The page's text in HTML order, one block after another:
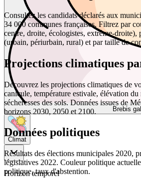
Brebis
Climat
Horizon temporel
Consultez les candidats déclarés aux
34 000 communes françaises. Filtrez par
centre, droite, écologistes, extrême-
(urbain, périurbain, rural) et par taille de
Projections climatiques
Découvrez les projections climatiques de
canicule, température estivale, élévation du
sécheresses des sols. Données issues de
horizons 2030, 2050 et 2100.
Données politiques
Résultats des élections municipales 2020,
législatives 2022. Couleur politique
politique, taux d'abstention.